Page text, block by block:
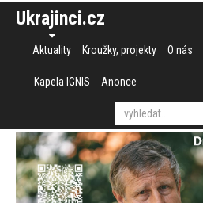
Ukrajinci.cz
Aktuality Kroužky, projekty O nás
Kapela IGNIS Anonce